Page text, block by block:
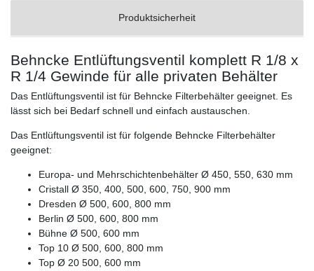
Produktsicherheit
Behncke Entlüftungsventil komplett R 1/8 x
R 1/4 Gewinde für alle privaten Behälter
Das Entlüftungsventil ist für Behncke Filterbehälter geeignet. Es
lässt sich bei Bedarf schnell und einfach austauschen.
Das Entlüftungsventil ist für folgende Behncke Filterbehälter
geeignet:
Europa- und Mehrschichtenbehälter Ø 450, 550, 630 mm
Cristall Ø 350, 400, 500, 600, 750, 900 mm
Dresden Ø 500, 600, 800 mm
Berlin Ø 500, 600, 800 mm
Bühne Ø 500, 600 mm
Top 10 Ø 500, 600, 800 mm
Top Ø 20 500, 600 mm